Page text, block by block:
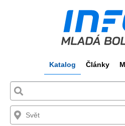
Katalog Články